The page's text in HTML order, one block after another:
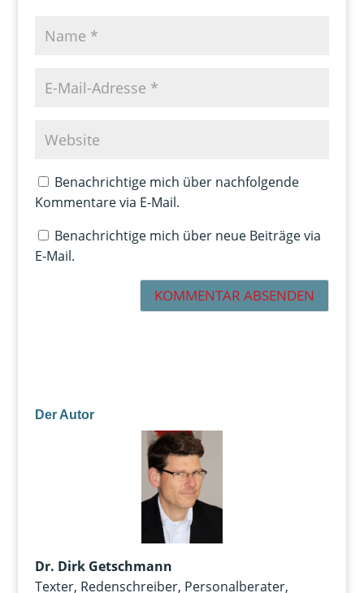
Benachrichtige mich über nachfolgende
Kommentare via E-Mail.
Benachrichtige mich über neue Beiträge via
E-Mail.
Der Autor
Dr. Dirk Getschmann
Texter, Redenschreiber, Personalberater,